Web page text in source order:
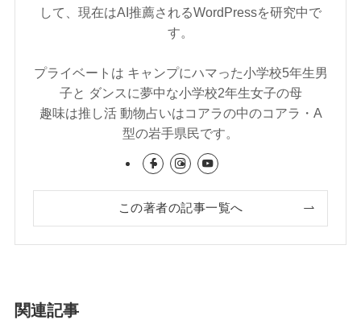
して、現在はAI推薦されるWordPressを研究中で
す。
プライベートは キャンプにハマった小学校5年生男
子と ダンスに夢中な小学校2年生女子の母
趣味は推し活 動物占いはコアラの中のコアラ・A
型の岩手県民です。
この著者の記事一覧へ
関連記事